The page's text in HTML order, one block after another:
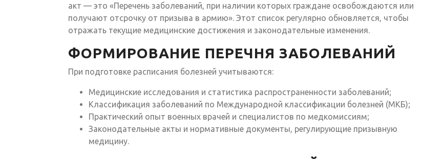
акт — это «Перечень заболеваний, при наличии которых граждане освобождаются или
получают отсрочку от призыва в армию». Этот список регулярно обновляется, чтобы
отражать текущие медицинские достижения и законодательные изменения.
ФОРМИРОВАНИЕ ПЕРЕЧНЯ ЗАБОЛЕВАНИЙ
При подготовке расписания болезней учитываются:
Медицинские исследования и статистика распространенности заболеваний;
Классификация заболеваний по Международной классификации болезней (МКБ);
Практический опыт военных врачей и специалистов по медкомиссиям;
Законодательные акты и нормативные документы, регулирующие призывную
медицину.